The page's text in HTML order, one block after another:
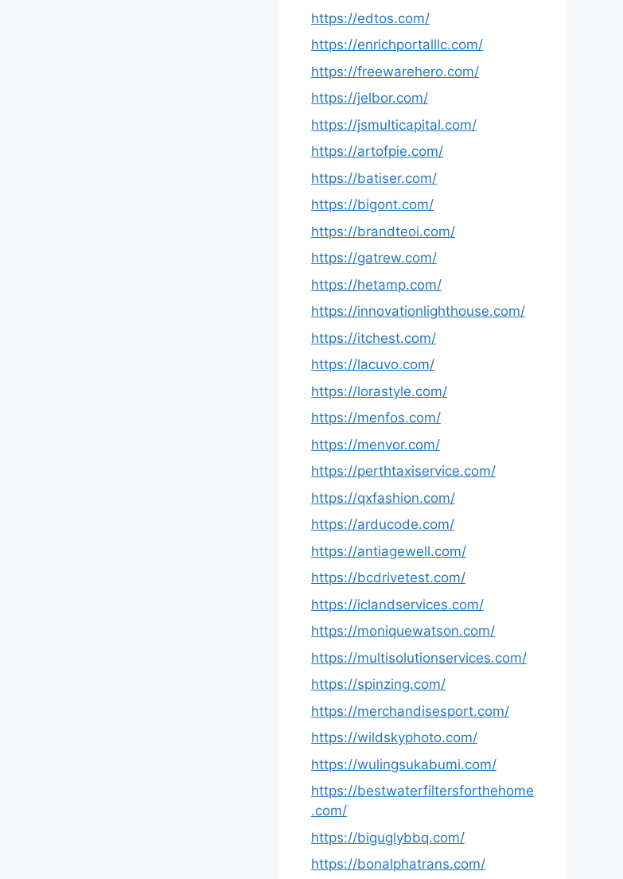
https://edtos.com/
https://enrichportalllc.com/
https://freewarehero.com/
https://jelbor.com/
https://jsmulticapital.com/
https://artofpie.com/
https://batiser.com/
https://bigont.com/
https://brandteoi.com/
https://gatrew.com/
https://hetamp.com/
https://innovationlighthouse.com/
https://itchest.com/
https://lacuvo.com/
https://lorastyle.com/
https://menfos.com/
https://menvor.com/
https://perthtaxiservice.com/
https://qxfashion.com/
https://arducode.com/
https://antiagewell.com/
https://bcdrivetest.com/
https://iclandservices.com/
https://moniquewatson.com/
https://multisolutionservices.com/
https://spinzing.com/
https://merchandisesport.com/
https://wildskyphoto.com/
https://wulingsukabumi.com/
https://bestwaterfiltersforthehome
.com/
https://biguglybbq.com/
https://bonalphatrans.com/